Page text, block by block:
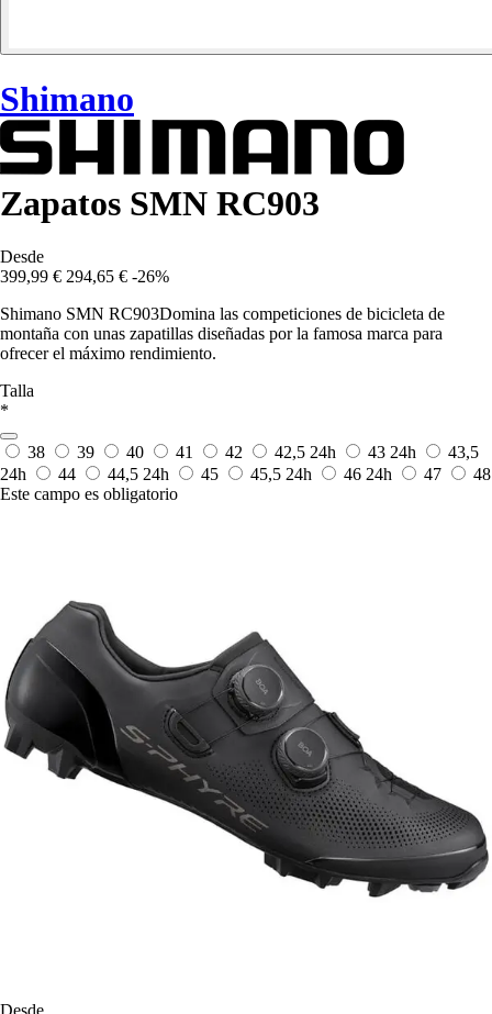
Shimano
Zapatos SMN RC903
Desde
399,99 € 294,65 € -26%
Shimano SMN RC903Domina las competiciones de bicicleta de
montaña con unas zapatillas diseñadas por la famosa marca para
ofrecer el máximo rendimiento.
Talla
*
38 39 40 41 42 42,5 24h 43 24h
43,5
24h
44 44,5 24h 45 45,5 24h 46 24h 47
48
Este campo es obligatorio